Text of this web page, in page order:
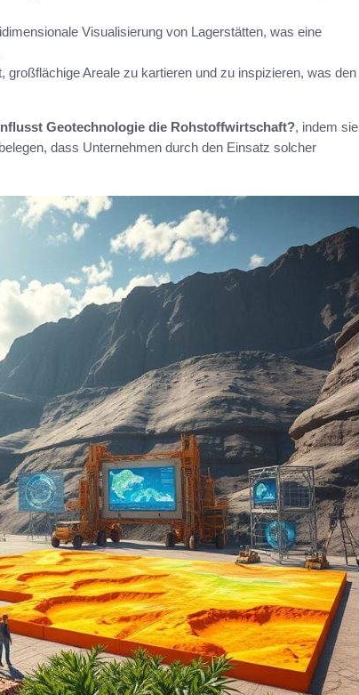
Visualisierung von Lagerstätten, was eine
großflächige Areale zu kartieren und zu inspizieren, was den
Geotechnologie die Rohstoffwirtschaft?, indem sie
dass Unternehmen durch den Einsatz solcher